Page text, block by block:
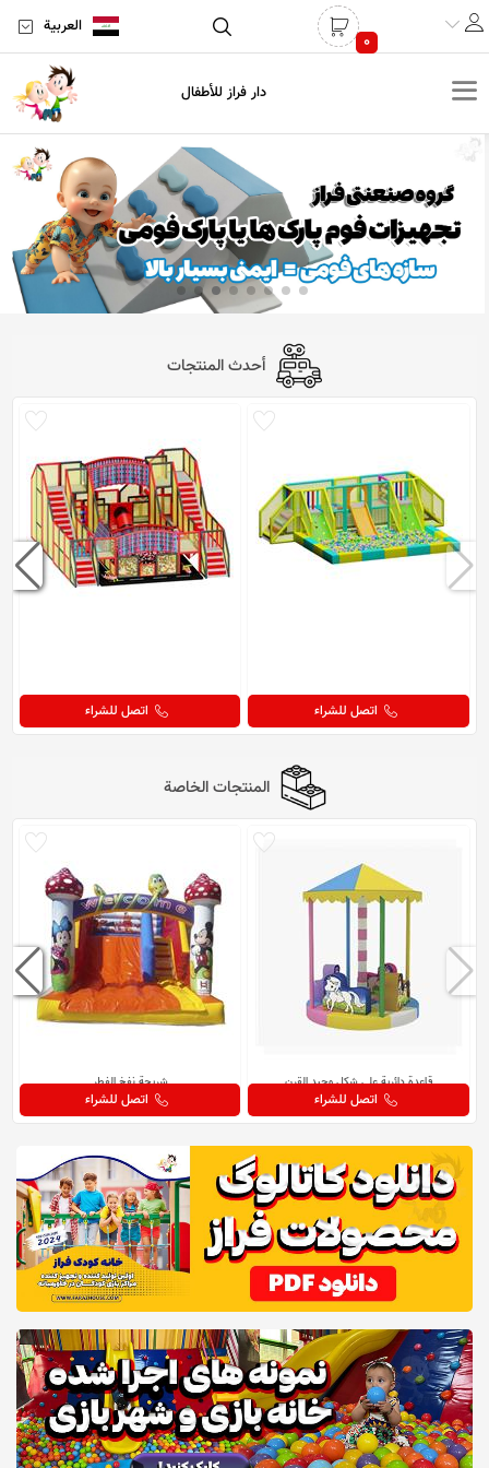
0
العربية
دار فراز للأطفال
أحدث المنتجات
اتصل للشراء اتصل للشراء
المنتجات الخاصة
قاعدة دائرية على شكل وحيد القرن
اتصل للشراء
شريحة نفخ الفطر
اتصل للشراء